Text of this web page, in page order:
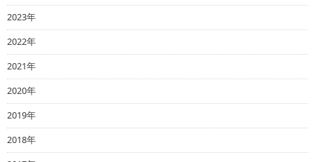
2023年
2022年
2021年
2020年
2019年
2018年